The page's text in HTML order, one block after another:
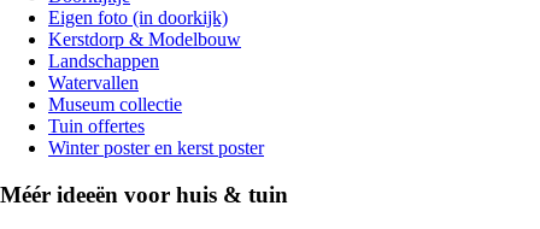
Eigen foto (in doorkijk)
Kerstdorp & Modelbouw
Landschappen
Watervallen
Museum collectie
Tuin offertes
Winter poster en kerst poster
Méér ideeën voor huis & tuin